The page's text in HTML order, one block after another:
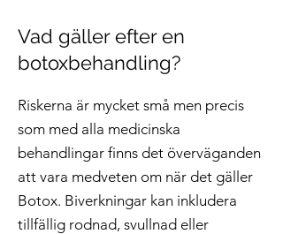
Vad gäller efter en
botoxbehandling?
Riskerna är mycket små men precis
som med alla medicinska
behandlingar finns det överväganden
att vara medveten om när det gäller
Botox. Biverkningar kan inkludera
tillfällig rodnad, svullnad eller